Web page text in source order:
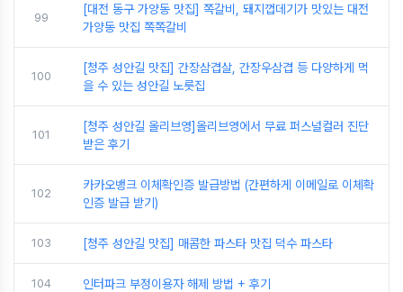
99
[대전 동구 가양동 맛집] 쪽갈비, 돼지껍데기가 맛있는 대전
가양동 맛집 쪽쪽갈비
100
[청주 성안길 맛집] 간장삼겹살, 간장우삼겹 등 다양하게 먹
을 수 있는 성안길 노릇집
101
[청주 성안길 올리브영]올리브영에서 무료 퍼스널컬러 진단
받은 후기
102
카카오뱅크 이체확인증 발급방법 (간편하게 이메일로 이체확
인증 발급 받기)
103 [청주 성안길 맛집] 매콤한 파스타 맛집 덕수 파스타
104 인터파크 부정이용자 해제 방법 + 후기